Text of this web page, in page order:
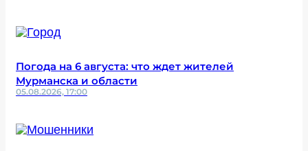
Погода на 6 августа: что ждет жителей
Мурманска и области
05.08.2026, 17:00